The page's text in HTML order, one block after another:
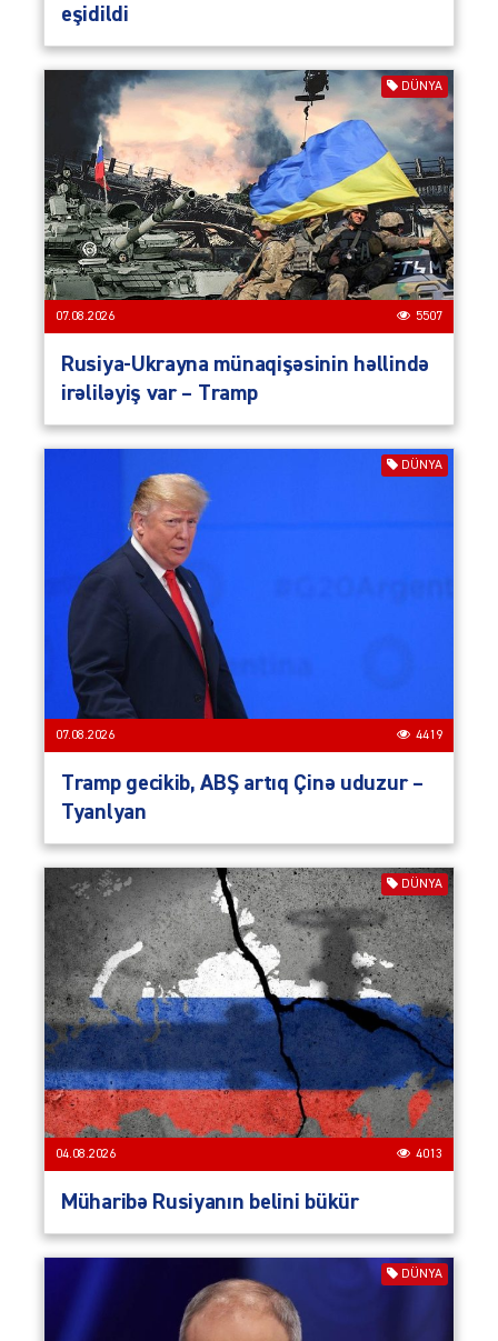
eşidildi
DÜNYA
07.08.2026 5507
Rusiya-Ukrayna münaqişəsinin həllində
irəliləyiş var – Tramp
DÜNYA
07.08.2026 4419
Tramp gecikib, ABŞ artıq Çinə uduzur –
Tyanlyan
DÜNYA
04.08.2026 4013
Müharibə Rusiyanın belini bükür
DÜNYA